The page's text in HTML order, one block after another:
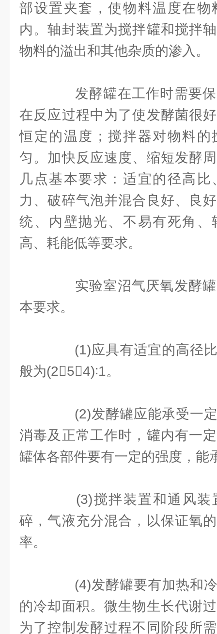
部设置夹套，使物料温度在物
内。轴封装置为搅拌罐和搅拌
物料的溢出和其他杂质的渗入。
发酵罐在工作时需要保
在反应过程中为了使发酵菌很
恒定的温度；搅拌器对物料的
匀。加快反应速度、缩短发酵
几点基本要求：适宜的径高
力、破碎气泡并混合良好、良
统、内壁抛光、不易有死角、
高、耗能低等要求。
实验室沼气厌氧发酵罐
本要求。
(1)应具有适宜的高径比
般为(25～4)∶1。
(2)发酵罐应能承受一定
消毒及正常工作时，罐内有一
罐体各部件要有一定的强度，能
(3)搅拌装置和通风装
碎，气液充分混合，以保证氧
率。
(4)发酵罐要有加热和冷
的冷却面积。微生物生长代谢
为了控制发酵过程不同阶段所